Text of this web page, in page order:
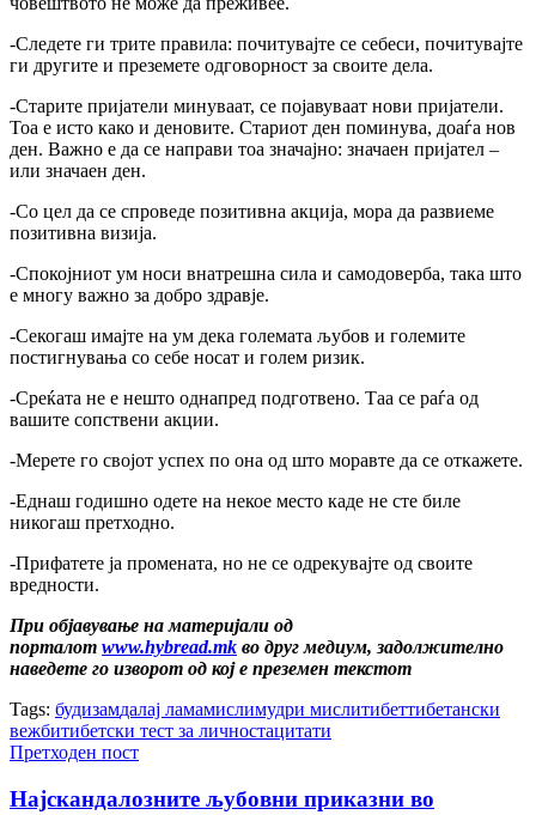
-Следете ги трите правила: почитувајте се себеси, почитувајте
ги другите и преземете одговорност за своите дела.
-Старите пријатели минуваат, се појавуваат нови пријатели.
Тоа е исто како и деновите. Стариот ден поминува, доаѓа нов
ден. Важно е да се направи тоа значајно: значаен пријател –
или значаен ден.
-Со цел да се спроведе позитивна акција, мора да развиеме
позитивна визија.
-Спокојниот ум носи внатрешна сила и самодоверба, така што
е многу важно за добро здравје.
-Секогаш имајте на ум дека големата љубов и големите
постигнувања со себе носат и голем ризик.
-Среќата не е нешто однапред подготвено. Таа се раѓа од
вашите сопствени акции.
-Мерете го својот успех по она од што моравте да се откажете.
-Еднаш годишно одете на некое место каде не сте биле
никогаш претходно.
-Прифатете ја промената, но не се одрекувајте од своите
вредности.
При објавување на материјали од
порталот www.hybread.mk во друг медиум, задолжително
наведете го изворот од кој е преземен текстот
Tags: будизамдалај ламамислимудри мислитибеттибетански
вежбитибетски тест за личностацитати
Претходен пост
Најскандалозните љубовни приказни во